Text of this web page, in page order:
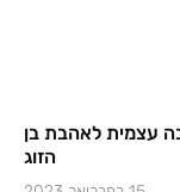
עצמית לאהבת בן
הזוג